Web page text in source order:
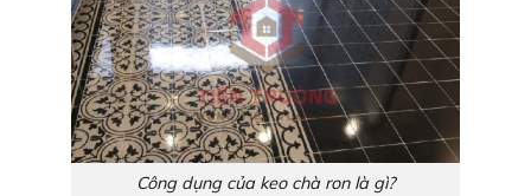
Công dụng của keo chà ron là gì?